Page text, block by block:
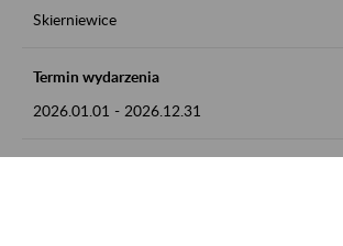
Skierniewice
Termin wydarzenia
2026.01.01 - 2026.12.31